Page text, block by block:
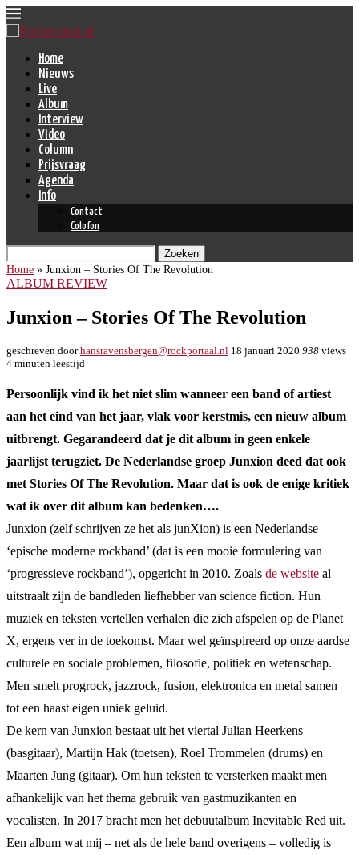
Home
Nieuws
Live
Album
Interview
Video
Column
Prijsvraag
Agenda
Info
Contact
Colofon
Zoeken
Home » Junxion – Stories Of The Revolution
ALBUM REVIEW
Junxion – Stories Of The Revolution
geschreven doorhansravensbergen@rockportaal.nl 18 januari 2020 938 views
4 minuten leestijd
Persoonlijk vind ik het niet slim wanneer een band of artiest
aan het eind van het jaar, vlak voor kerstmis, een nieuw album
uitbrengt. Gegarandeerd dat je dit album in geen enkele
jaarlijst terugziet. De Nederlandse groep Junxion deed dat ook
met Stories Of The Revolution. Maar dat is ook de enige kritiek
wat ik over dit album kan bedenken….
Junxion (zelf schrijven ze het als junXion) is een Nederlandse
‘epische moderne rockband’ (dat is een mooie formulering van
‘progressieve rockband’), opgericht in 2010. Zoals de website al
uitstraalt zijn de bandleden liefhebber van science fiction. Hun
muziek en teksten vertellen verhalen die zich afspelen op de Planet
X, ergens ver in de toekomst. Maar wel geïnspireerd op onze aardse
culturele en sociale problemen, filosofie, politiek en wetenschap.
Men smelt progrock, jazzrock, fusion, elektronica en metal samen
tot een haast eigen uniek geluid.
De kern van Junxion bestaat uit het viertal Julian Heerkens
(basgitaar), Martijn Hak (toetsen), Roel Trommelen (drums) en
Maarten Jung (gitaar). Om hun teksten te versterken maakt men
afhankelijk van het thema gebruik van gastmuzikanten en
vocalisten. In 2017 bracht men het debuutalbum Inevitable Red uit.
Een album wat mij – net als de hele band overigens – volledig is